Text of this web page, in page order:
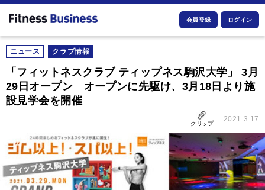
会員登録 ログイン
ニュース クラブ情報
「フィットネスクラブ ティップネス駒沢大学」 3月
29日オープン オープンに先駆け、3月18日より施
設見学会を開催
クリップ
2021.3.17